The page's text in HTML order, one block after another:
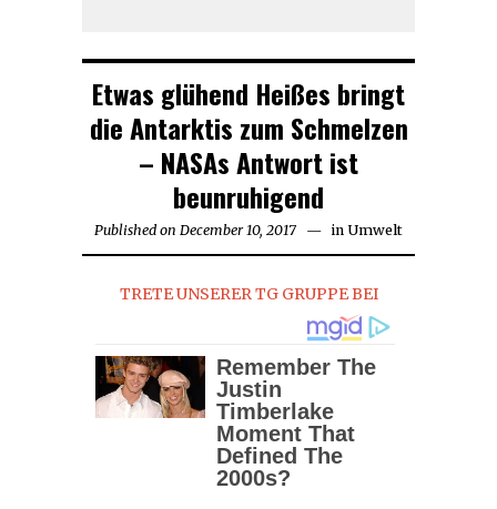
Etwas glühend Heißes bringt
die Antarktis zum Schmelzen
– NASAs Antwort ist
beunruhigend
Published on December 10, 2017 September
in Umwelt
TRETE UNSERER TG GRUPPE BEI